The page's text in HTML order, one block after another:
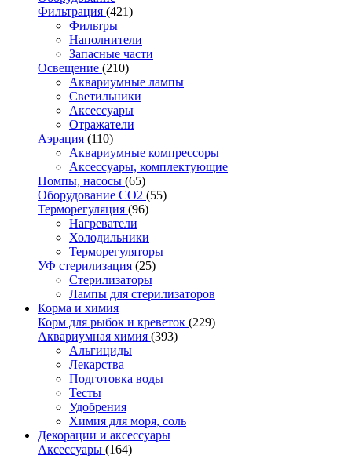
Фильтрация (421)
Фильтры
Наполнители
Запасные части
Освещение (210)
Аквариумные лампы
Светильники
Аксессуары
Отражатели
Аэрация (110)
Аквариумные компрессоры
Аксессуары, комплектующие
Помпы, насосы (65)
Оборудование CO2 (55)
Терморегуляция (96)
Нагреватели
Холодильники
Терморегуляторы
УФ стерилизация (25)
Стерилизаторы
Лампы для стерилизаторов
Корма и химия
Корм для рыбок и креветок (229)
Аквариумная химия (393)
Альгициды
Лекарства
Подготовка воды
Тесты
Удобрения
Химия для моря, соль
Декорации и аксессуары
Аксессуары (164)